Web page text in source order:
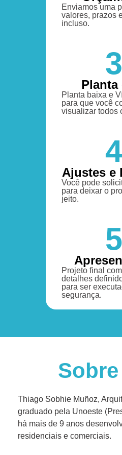
Enviamos uma
valores, prazos
incluso.
3
Planta
Planta baixa e
para que você
visualizar todos
4
Ajustes e
Você pode
para deixar o
jeito.
5
Projeto final
detalhes
para ser
segurança.
Thiago Sobhie Muñoz,
graduado pela Unoeste
há mais de 9 anos
residenciais e comerciais.